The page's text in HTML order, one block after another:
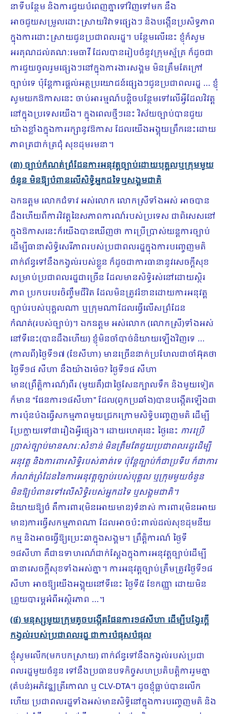
នាទីបន្ថែម និងការជួយបំពេញគ្នាទៅវិញទៅមក នឹង
អាចជួយសម្រួលដោះស្រាយវិវាទផ្សេងៗ និងបង្កើនប្រសិទ្ធភាព
ក្នុងការដោះស្រាយជូនប្រជាពលរដ្ឋ។ បន្ថែមលើនេះ ខ្ញុំក៏សូម
អរគុណដល់គណៈមេធាវី ដែលបានរៀបចំនូវក្រុមស្ម័គ្រ ក៏ដូចជា
ការជួយចូលរួមផ្សេងៗនៅក្នុងការងារសង្គម មិនត្រឹមតែក្រៅ
ច្បាប់ទេ ប៉ុន្តែការផ្ដល់អត្ថប្រយោជន៍ផ្សេងៗជូនប្រជាពលរដ្ឋ … ខ្ញុំ
សូមយកឱកាសនេះ ចាប់អារម្មណ៍បន្ដិចបន្ថែមទៅលើអ្វីដែលវិវត្ត
នៅក្នុងប្រទេសយើង។ ក្នុងពេលថ្មីៗនេះ វិស័យច្បាប់បានជួយ
យ៉ាងខ្លាំងក្នុងការរក្សានូវឱកាស ដែលយើងអង្គុយព្រឹកនេះដោយ
ភាពត្រជាក់ត្រជុំ សុខដុមរមនា។
(៣) ច្បាប់កំណត់ព្រំដែនការអនុវត្តច្បាប់ដោយបុគ្គលឬក្រុមមួយ
ចំនួន មិនឱ្យបំពានលើសិទ្ធិអ្នកដទៃឬសង្គមជាតិ
ឯកឧត្តម លោកជំទាវ អស់លោក លោកស្រីទាំងអស់ អាចបាន
ដឹងហើយពីការវិវត្តនៃសភាពការណ៍របស់ប្រទេស ជាពិសេសនៅ
ក្នុងឱកាសនេះក៏យើងបានឃើញថា កាប្រើប្រាស់យន្តការច្បាប់
ដើម្បីធានាសិទ្ធិសេរីភាពរបស់ប្រជាពលរដ្ឋក្នុងការបញ្ចេញមតិ
ពាក់ព័ន្ធទៅនឹងកង្វល់របស់ខ្លួន ក៏ដូចជាការធានានូវសេចក្ដីសុខ
សម្រាប់ប្រជាពលរដ្ឋជាច្រើន ដែលមានសិទ្ធិរស់នៅដោយស្ថិរ
ភាព ប្រកបរបរចិញ្ចឹមជីវិត ដែលមិនត្រូវរំខានដោយការអនុវត្ត
ច្បាប់របស់បុគ្គលណា ឬក្រុមណាដែលធ្វើលើសព្រំដែន
កំណត់(របស់ច្បាប់)។ ឯកឧត្តម អស់លោក (លោក​ស្រី)ទាំងអស់
នៅទីនេះ(បានដឹងហើយ) ខ្ញុំមិនចាំបាច់និយាយឡើងវិញទេ …
(កាលពី)ថ្ងៃទី១៧ (ខែសីហា) មានច្រើននាក់ប្រហែលជាចាំអ៊ុតថា
ថ្ងៃទី១៨ សីហា នឹងយ៉ាងម៉េច? ថ្ងៃទី១៨ សីហា
មាន(ព្រឹត្តិការណ៍)ពីរ (មួយគឺ)ជាថ្ងៃសែនក្បាលទឹក និងមួយទៀត
ក៏មាន “ផែនការ១៨សីហា” ដែល(ពួកប្រឆាំង)បានបង្កើតឡើងជា
ការប៉ុនប៉ងធ្វើសកម្មភាពមួយជ្រកក្រោមសិទ្ធិបញ្ចេញមតិ ដើម្បី
ប្រែក្លាយទៅជារឿងអ្វីផ្សេង។ ដោយហេតុនេះ ថ្ងៃនេះ ការប្រើ
ប្រាស់ច្បាប់មានសារៈសំខាន់ មិនត្រឹមតែជួយប្រជាពលរដ្ឋដើម្បី
អនុវត្ត និងការពារសិទ្ធិរបស់គាត់ទេ ប៉ុន្តែច្បាប់ក៏ជាប្រទីប ក៏ជាការ
កំណត់ព្រំដែននៃការអនុវត្តច្បាប់របស់បុគ្គល ឬក្រុមមួយចំនួន
មិនឱ្យបំពានទៅលើសិទ្ធិរបស់អ្នកដទៃ ឬសង្គមជាតិ។
និយាយឱ្យចំ គឺការពារ(មិនអោយមាន)ទំនាស់ ការពារ(មិនអោយ
មាន)ការធ្វើសកម្មភាពណា ដែលអាចប៉ះពាល់ដល់សុខដុមនីយ
កម្ម និងអាចធ្វើឱ្យប្រេះឆាក្នុងសង្គម។ ព្រឹត្តិការណ៍ ថ្ងៃទី
១៨សីហា គឺជាឧទាហរណ៍ជាក់ស្ដែងក្នុងការអនុវត្តច្បាប់ដើម្បី
ធានាសេចក្ដីសុខទាំងអស់គ្នា។ ការអនុវត្តច្បាប់ត្រឹមត្រូវថ្ងៃទី១៨
សីហា អាចឱ្យយើងអង្គុយនៅទីនេះ ថ្ងៃទី៥ ខែកញ្ញា ដោយមិន
ព្រួយបារម្ភអំពីអស្ថិរភាព …។
(៤) មនុស្សមួយក្រុមតូចបង្កើតផែនការ១៨សីហា ដើម្បីបង្វែរក្តី
កង្វល់របស់ប្រជាពលរដ្ឋ ជាការបំផុសបំផុល
ខ្ញុំសូមលើក(មកបកស្រាយ) ពាក់ព័ន្ធទៅនឹងកង្វល់របស់ប្រជា
ពលរដ្ឋមួយចំនួន ទៅនឹងប្រធានបទកិច្ចសហប្រតិ​បត្តិការរួមគ្នា
(តំបន់)អភិវឌ្ឍត្រីកោណ ឬ CLV-DTA។ ដូចខ្ញុំធ្លាប់បានលើក
ហើយ ប្រជាពលរដ្ឋទាំងអស់មានសិទ្ធិនៅក្នុងការបញ្ចេញមតិ និង